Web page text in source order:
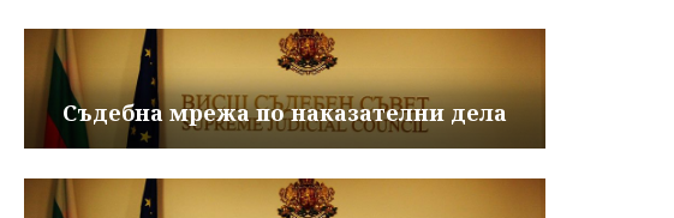
Съдебна мрежа по наказателни дела